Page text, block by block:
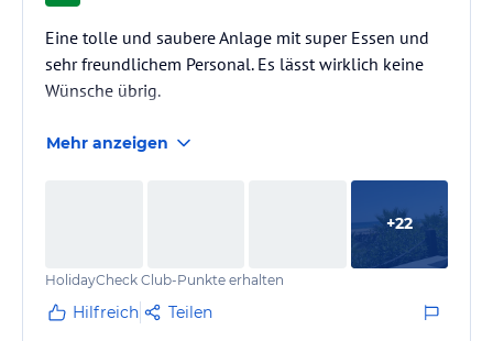
Eine tolle und saubere Anlage mit super Essen und
sehr freundlichem Personal. Es lässt wirklich keine
Wünsche übrig.
Mehr anzeigen
+22
HolidayCheck Club-Punkte erhalten
Hilfreich Teilen